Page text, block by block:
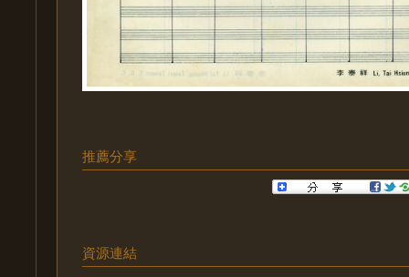
推薦分享
資源連結